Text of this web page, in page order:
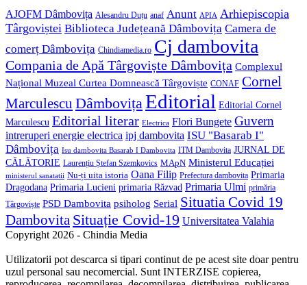
AJOFM Dâmbovița Alesandru Duțu anaf Anunt APIA Arhiepiscopia
Târgoviștei Biblioteca Județeană Dâmbovița Camera de
comerț Dâmbovița Chindiamedia.ro Cj dambovita
Compania de Apă Târgoviște Dâmbovița Complexul
Național Muzeal Curtea Domnească Târgoviște CONAF Cornel
Marculescu DâmbovițaEditorial Editorial Cornel
Marculescu Editorial literar Electrica Flori Bungete Guvern
intreruperi energie electrica ipj dambovita ISU "Basarab I"
Dâmbovița Isu dambovita Basarab I Dambovita ITM Dambovita JURNAL DE
CĂLĂTORIE Laurențiu Ștefan Szemkovics MApN Ministerul Educației
ministerul sanatatii Nu-ți uita istoria Oana Filip Prefectura dambovita Primaria
Dragodana Primaria Lucieni primaria Răzvad Primaria Ulmi primăria
Târgoviște PSD Dambovita psiholog Serial Situatia Covid 19
Dambovita Situație Covid-19 Universitatea Valahia
Copyright 2026 - Chindia Media
Utilizatorii pot descarca si tipari continut de pe acest site doar pentru
uzul personal sau necomercial. Sunt INTERZISE copierea,